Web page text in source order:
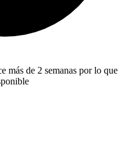
más de 2 semanas por lo que